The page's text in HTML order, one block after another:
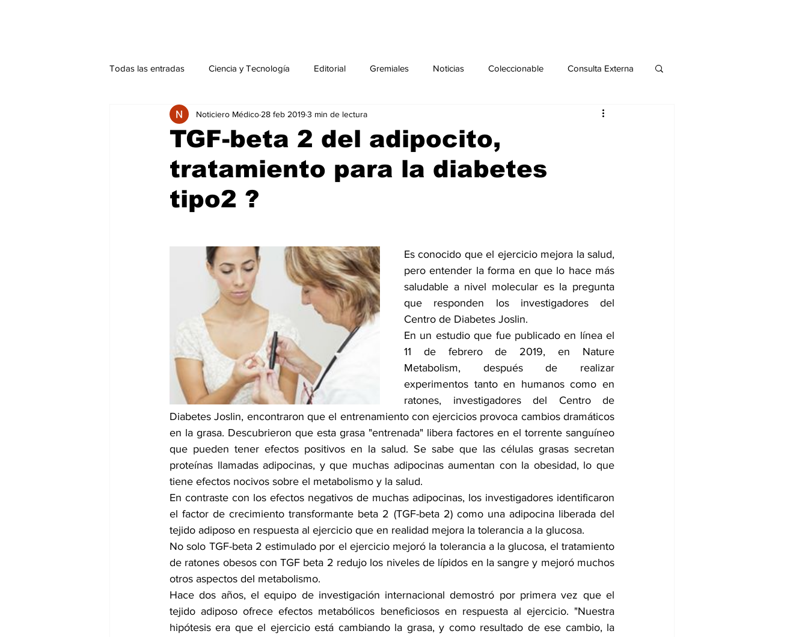
Todas las entradas Ciencia y Tecnología Editorial Gremiales Noticias Coleccionable Consulta Externa
Actualidad Salud Mental Agenda Sección especial Publicaciones
Endocrinología Actualidad especial Ciencia y Tecnología especial Coleccionable especial
Consulta Externa especial
Especiales especial Perfiles especial Publicaciones especial dia mundial de la diabetes
dia mundial de la hipertension
TGF-beta 2 del adipocito,
tratamiento para la diabetes
tipo2 ?
Noticiero Médico 28 feb 20193 min de lectura
Es conocido que el ejercicio mejora la salud,
pero entender la forma en que lo hace más
saludable a nivel molecular es la pregunta
que responden los investigadores del
Centro de Diabetes Joslin.
En un estudio que fue publicado en línea el
11 de febrero de 2019, en Nature
Metabolism, después de realizar
experimentos tanto en humanos como en
ratones, investigadores del Centro de
Diabetes Joslin, encontraron que el entrenamiento con ejercicios provoca cambios dramáticos
en la grasa. Descubrieron que esta grasa "entrenada" libera factores en el torrente sanguíneo
que pueden tener efectos positivos en la salud. Se sabe que las células grasas secretan
proteínas llamadas adipocinas, y que muchas adipocinas aumentan con la obesidad, lo que
tiene efectos nocivos sobre el metabolismo y la salud.
En contraste con los efectos negativos de muchas adipocinas, los investigadores identificaron
el factor de crecimiento transformante beta 2 (TGF-beta 2) como una adipocina liberada del
tejido adiposo en respuesta al ejercicio que en realidad mejora la tolerancia a la glucosa.
No solo TGF-beta 2 estimulado por el ejercicio mejoró la tolerancia a la glucosa, el tratamiento
de ratones obesos con TGF beta 2 redujo los niveles de lípidos en la sangre y mejoró muchos
otros aspectos del metabolismo.
Hace dos años, el equipo de investigación internacional demostró por primera vez que el
tejido adiposo ofrece efectos metabólicos beneficiosos en respuesta al ejercicio. "Nuestra
hipótesis era que el ejercicio está cambiando la grasa, y como resultado de ese cambio, la